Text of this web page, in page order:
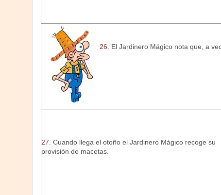
26. El Jardinero Mágico nota que, a
27. Cuando llega el otoño el Jardinero Mágico recoge su
provisión de macetas.